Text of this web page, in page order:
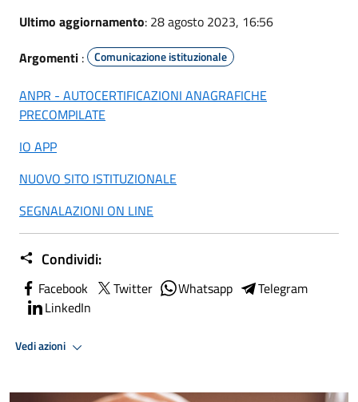
Ultimo aggiornamento: 28 agosto 2023, 16:56
Argomenti : Comunicazione istituzionale
ANPR - AUTOCERTIFICAZIONI ANAGRAFICHE
PRECOMPILATE
IO APP
NUOVO SITO ISTITUZIONALE
SEGNALAZIONI ON LINE
Condividi:
Facebook Twitter Whatsapp
Telegram
LinkedIn
Vedi azioni